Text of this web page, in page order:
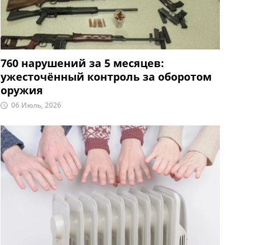
760 нарушений за 5 месяцев:
ужесточённый контроль за оборотом
оружия
06 Июль, 2026